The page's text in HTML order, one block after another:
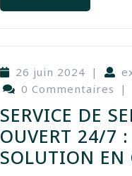
26 juin 2024 |
0 Commentaires
|
SERVICE DE
OUVERT 24/7 :
SOLUTION EN